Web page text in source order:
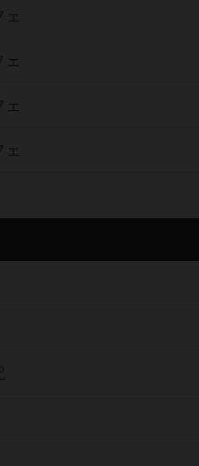
ェ
ェ